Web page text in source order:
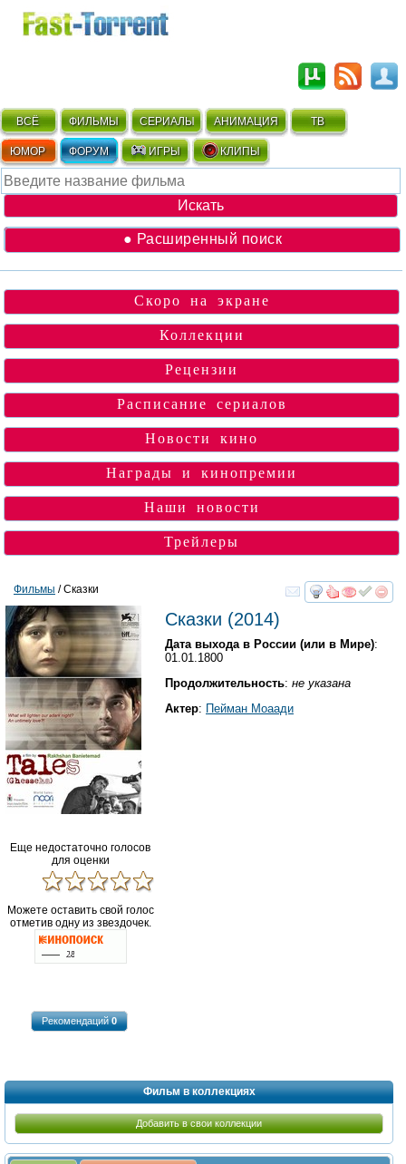
ВСЁ ФИЛЬМЫ СЕРИАЛЫ АНИМАЦИЯ ТВ
ЮМОР ФОРУМ ИГРЫ КЛИПЫ
● Расширенный поиск
Скоро на экране
Коллекции
Рецензии
Расписание сериалов
Новости кино
Награды и кинопремии
Наши новости
Трейлеры
смотреть
Фильмы / Сказки
Еще недостаточно голосов
для оценки
Можете оставить свой голос
отметив одну из звездочек.
Рекомендаций0
Сказки (2014)
Дата выхода в России (или в Мире):
01.01.1800
Продолжительность: не указана
Актер: Пейман Моаади
Фильм в коллекциях
Добавить в свои коллекции